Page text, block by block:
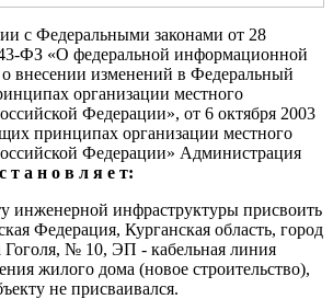
с Федеральными законами от 28
ФЗ «О федеральной информационной
внесении изменений в Федеральный
организации местного
Федерации», от 6 октября 2003
принципах организации местного
Федерации» Администрация
т а н о в л я е т:
инженерной инфраструктуры присвоить
Федерация, Курганская область, город
Гоголя, № 10, ЭП - кабельная линия
жилого дома (новое строительство),
не присваивался.